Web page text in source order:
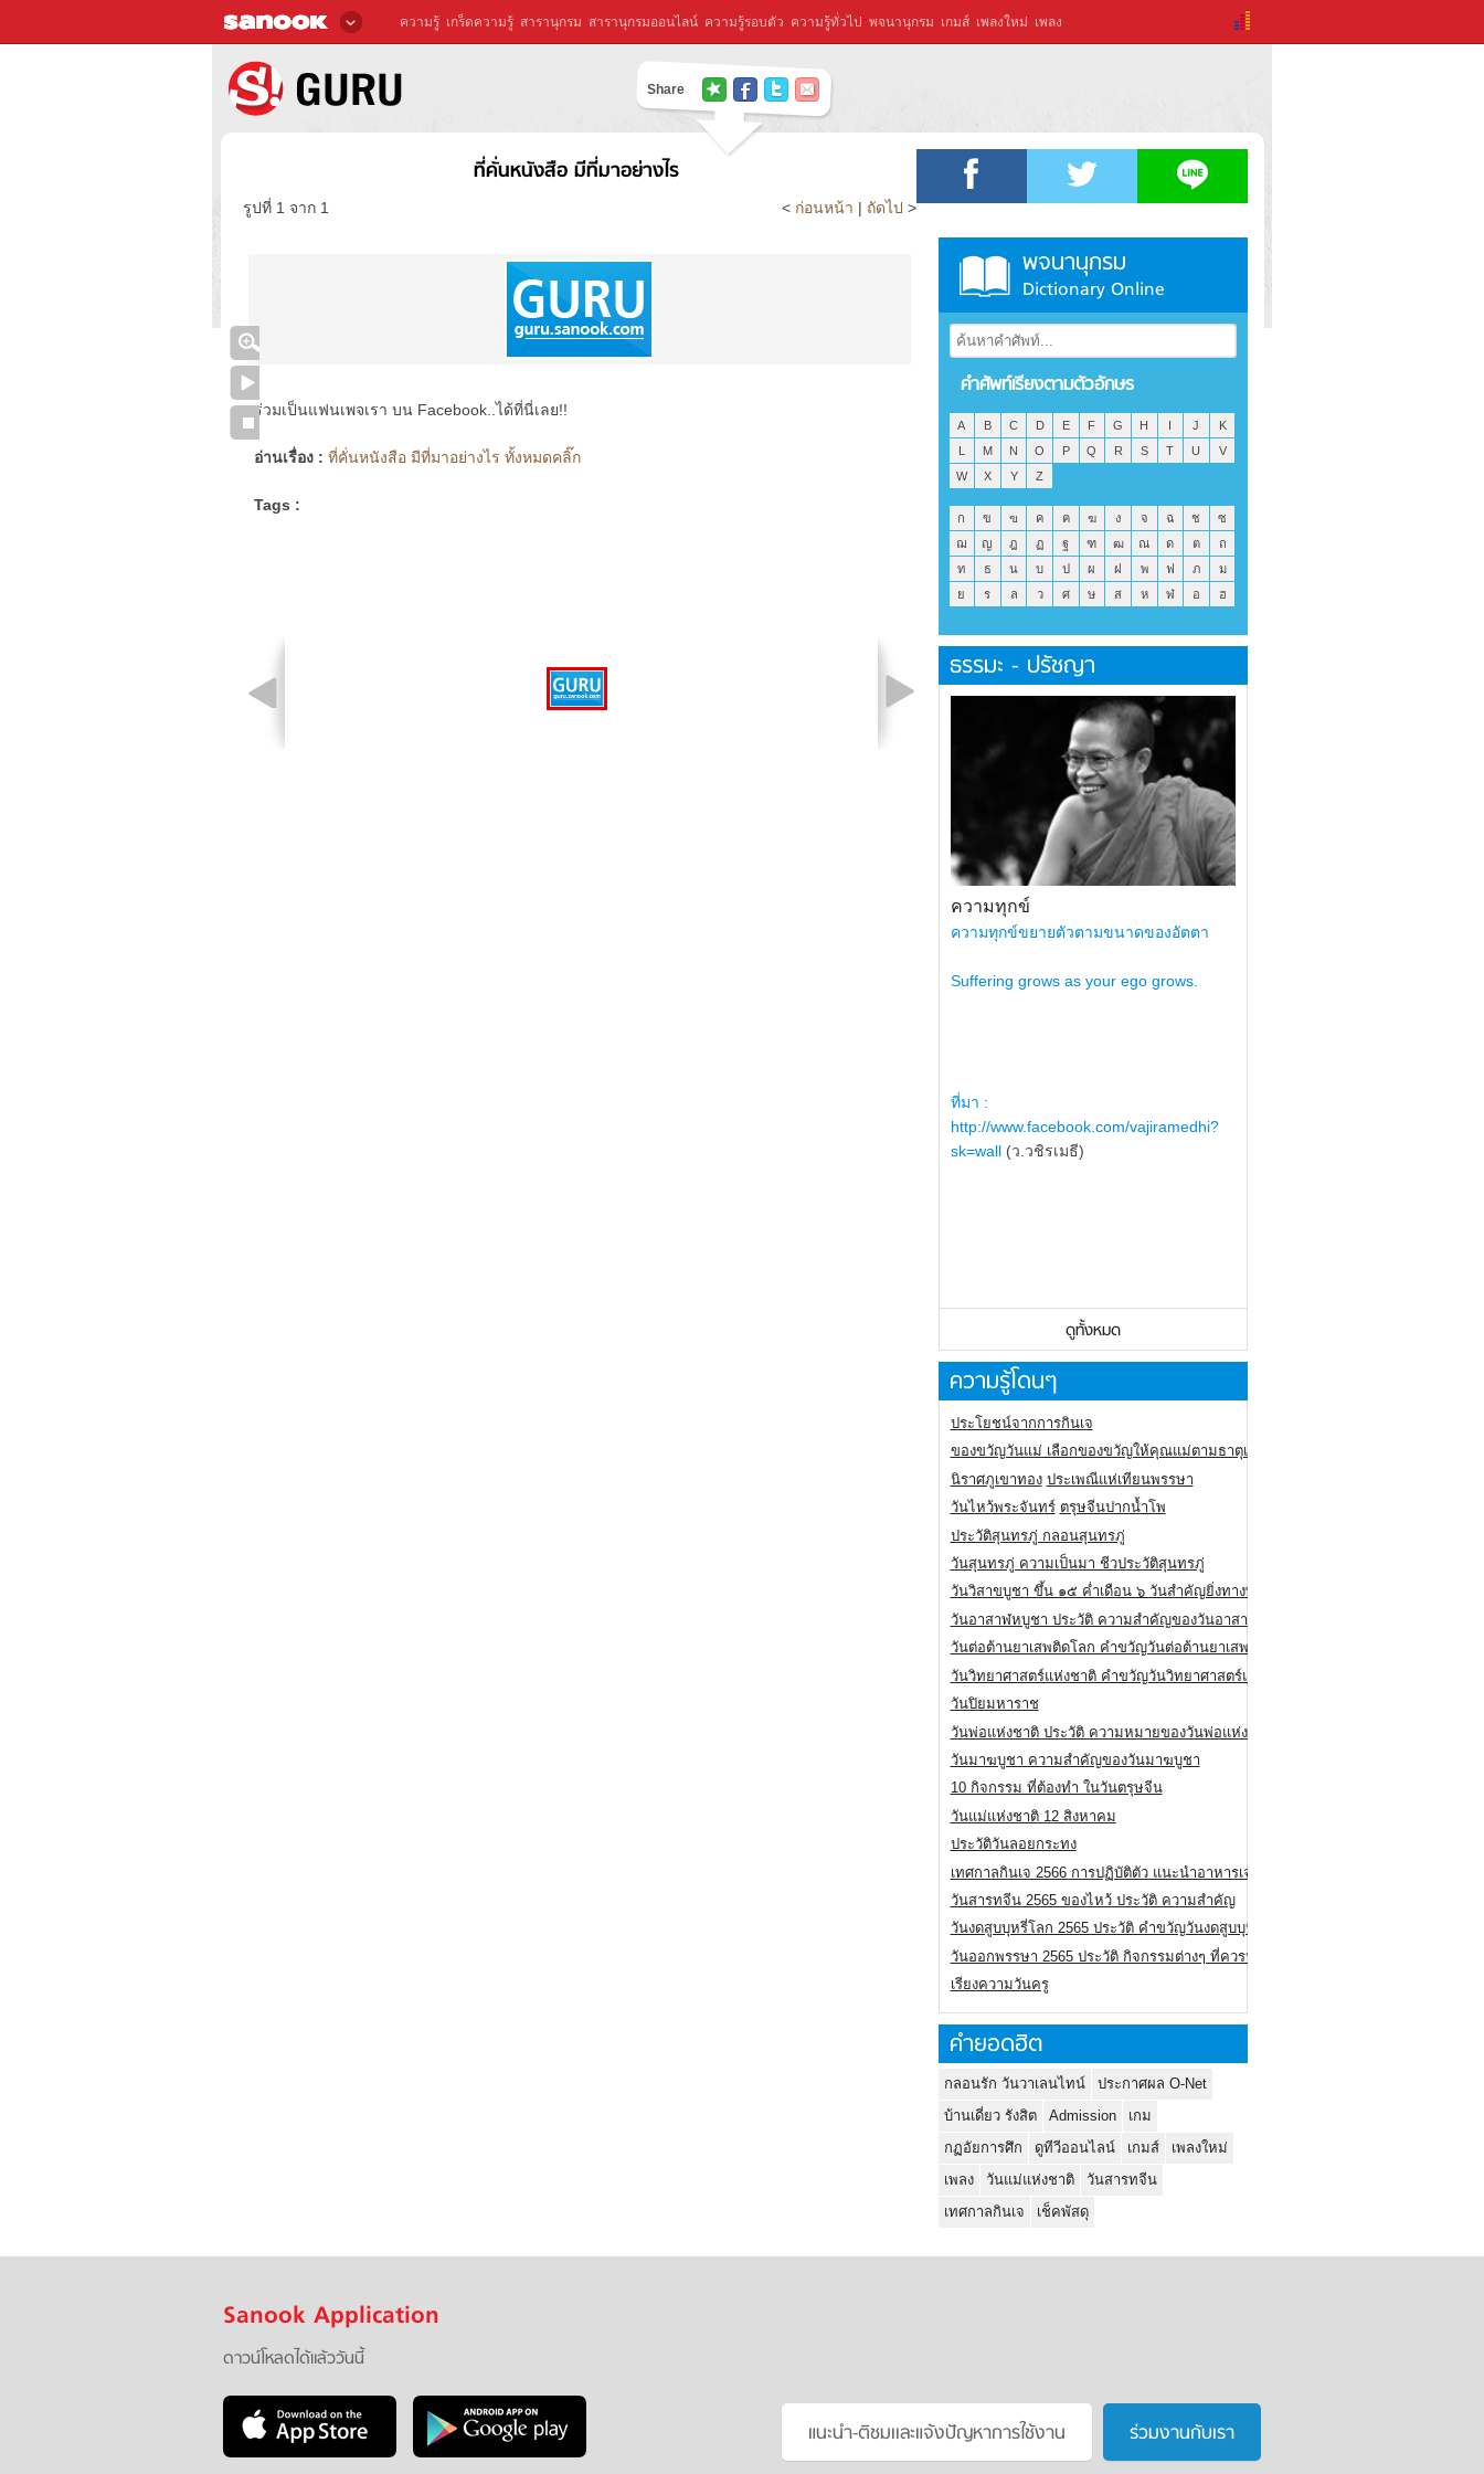
ความรู้ เกร็ดความรู้ สารานุกรม สารานุกรมออนไลน์ ความรู้รอบตัว ความรู้ทั่วไป พจนานุกรม เกมส์ เพลงใหม่ เพลง
Share
ที่คั่นหนังสือ มีที่มาอย่างไร
รูปที่ 1 จาก 1 < ก่อนหน้า | ถัดไป >
ร่วมเป็นแฟนเพจเรา บน Facebook..ได้ที่นี่เลย!!
อ่านเรื่อง : ที่คั่นหนังสือ มีที่มาอย่างไร ทั้งหมดคลิ๊ก
Tags :
พจนานุกรม
Dictionary Online
คำศัพท์เรียงตามตัวอักษร
A B C D E F G H I J
K
L
M N O P Q R S T U
V
W
X Y Z
ก ข ฃ ค ฅ ฆ ง จ ฉ ช
ซ
ฌ
ญ ฎ ฏ ฐ ฑ ฒ ณ ด ต
ถ
ท
ธ น บ ป ผ ฝ พ ฟ ภ
ม
ย
ร ล ว ศ ษ ส ห ฬ อ ฮ
ธรรมะ - ปรัชญา
ความทุกข์
ความทุกข์ขยายตัวตามขนาดของอัตตา
Suffering grows as your ego grows.
ที่มา :
http://www.facebook.com/vajiramedhi?
sk=wall (ว.วชิรเมธี)
ดูทั้งหมด
ความรู้โดนๆ
ประโยชน์จากการกินเจ
ของขวัญวันแม่ เลือกของขวัญให้คุณแม่ตามธาตุเกิด
นิราศภูเขาทอง ประเพณีแห่เทียนพรรษา
วันไหว้พระจันทร์ ตรุษจีนปากน้ำโพ
ประวัติสุนทรภู่ กลอนสุนทรภู่
วันสุนทรภู่ ความเป็นมา ชีวประวัติสุนทรภู่
วันวิสาขบูชา ขึ้น ๑๕ ค่ำเดือน ๖ วันสำคัญยิ่งทางพระพุทธศาสนา
วันอาสาฬหบูชา ประวัติ ความสําคัญของวันอาสาฬหบูชา
วันต่อต้านยาเสพติดโลก คำขวัญวันต่อต้านยาเสพติดสากล
วันวิทยาศาสตร์แห่งชาติ คำขวัญวันวิทยาศาสตร์แห่งชาติ
วันปิยมหาราช
วันพ่อแห่งชาติ ประวัติ ความหมายของวันพ่อแห่งชาติ
วันมาฆบูชา ความสำคัญของวันมาฆบูชา
10 กิจกรรม ที่ต้องทำ ในวันตรุษจีน
วันแม่แห่งชาติ 12 สิงหาคม
ประวัติวันลอยกระทง
เทศกาลกินเจ 2566 การปฏิบัติตัว แนะนำอาหารเจ
วันสารทจีน 2565 ของไหว้ ประวัติ ความสำคัญ
วันงดสูบบุหรี่โลก 2565 ประวัติ คำขวัญวันงดสูบบุหรี่โลก
วันออกพรรษา 2565 ประวัติ กิจกรรมต่างๆ ที่ควรปฏิบัติ
เรียงความวันครู
คำยอดฮิต
กลอนรัก วันวาเลนไทน์
ประกาศผล O-Net
บ้านเดี่ยว รังสิต
Admission
เกม
กฏอัยการศึก
ดูทีวีออนไลน์ เกมส์
เพลงใหม่
เพลง
วันแม่แห่งชาติ
วันสารทจีน
เทศกาลกินเจ
เช็คพัสดุ
Sanook Application
ดาวน์โหลดได้แล้ววันนี้
แนะนำ-ติชมเเละแจ้งปัญหาการใช้งาน ร่วมงานกับเรา